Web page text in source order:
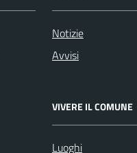
Notizie
Avvisi
VIVERE IL COMUNE
Luoghi